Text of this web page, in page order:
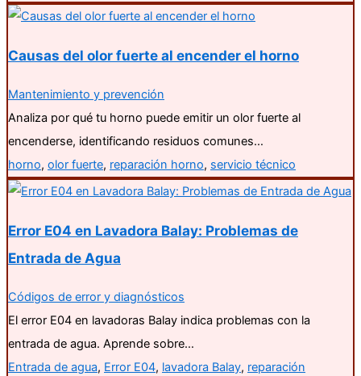
Causas del olor fuerte al encender el horno
Mantenimiento y prevención
Analiza por qué tu horno puede emitir un olor fuerte al
encenderse, identificando residuos comunes…
horno, olor fuerte, reparación horno, servicio técnico
Error E04 en Lavadora Balay: Problemas de
Entrada de Agua
Códigos de error y diagnósticos
El error E04 en lavadoras Balay indica problemas con la
entrada de agua. Aprende sobre…
Entrada de agua, Error E04, lavadora Balay, reparación